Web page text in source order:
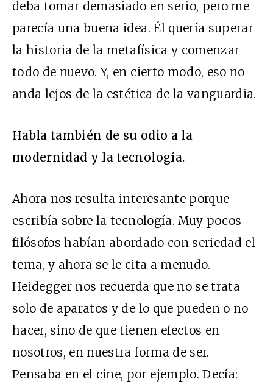
deba tomar demasiado en serio, pero me
parecía una buena idea. Él quería superar
la historia de la metafísica y comenzar
todo de nuevo. Y, en cierto modo, eso no
anda lejos de la estética de la vanguardia.
Habla también de su odio a la
modernidad y la tecnología.
Ahora nos resulta interesante porque
escribía sobre la tecnología. Muy pocos
filósofos habían abordado con seriedad el
tema, y ahora se le cita a menudo.
Heidegger nos recuerda que no se trata
solo de aparatos y de lo que pueden o no
hacer, sino de que tienen efectos en
nosotros, en nuestra forma de ser.
Pensaba en el cine, por ejemplo. Decía: